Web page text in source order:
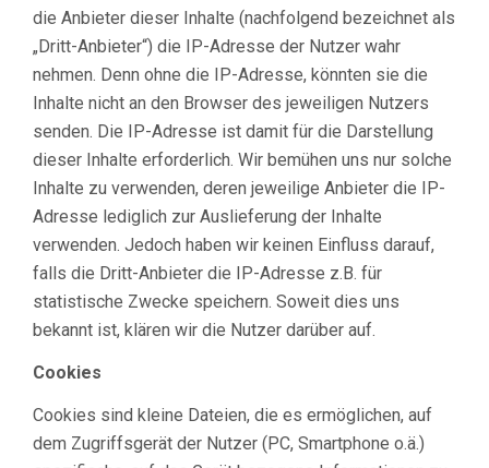
die Anbieter dieser Inhalte (nachfolgend bezeichnet als
„Dritt-Anbieter“) die IP-Adresse der Nutzer wahr
nehmen. Denn ohne die IP-Adresse, könnten sie die
Inhalte nicht an den Browser des jeweiligen Nutzers
senden. Die IP-Adresse ist damit für die Darstellung
dieser Inhalte erforderlich. Wir bemühen uns nur solche
Inhalte zu verwenden, deren jeweilige Anbieter die IP-
Adresse lediglich zur Auslieferung der Inhalte
verwenden. Jedoch haben wir keinen Einfluss darauf,
falls die Dritt-Anbieter die IP-Adresse z.B. für
statistische Zwecke speichern. Soweit dies uns
bekannt ist, klären wir die Nutzer darüber auf.
Cookies
Cookies sind kleine Dateien, die es ermöglichen, auf
dem Zugriffsgerät der Nutzer (PC, Smartphone o.ä.)